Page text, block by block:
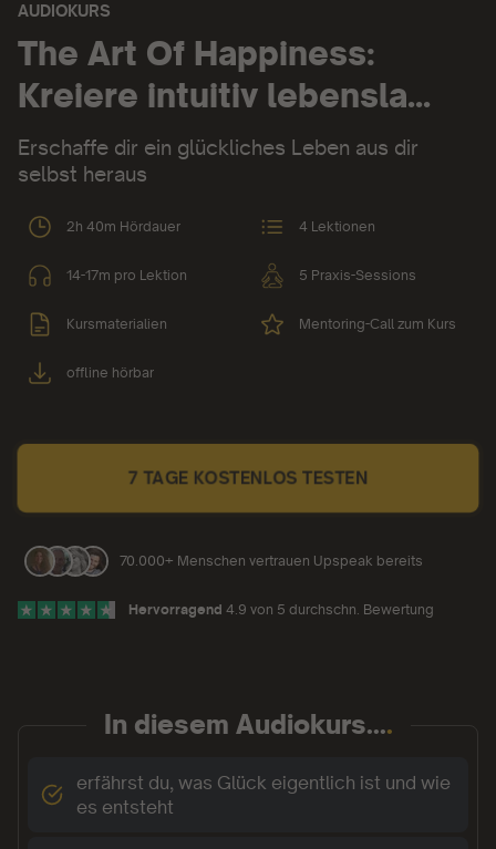
AUDIOKURS
Audiokurs:
The Art Of Happiness:
Kreiere intuitiv lebensla...
Erschaffe dir ein glückliches Leben aus dir
selbst heraus
2h 40m Hördauer 4 Lektionen
14-17m pro Lektion 5 Praxis-Sessions
Kursmaterialien Mentoring-Call zum Kurs
offline hörbar
7 TAGE KOSTENLOS TESTEN
70.000+ Menschen vertrauen Upspeak bereits
Hervorragend 4.9 von 5 durchschn. Bewertung
In diesem Audiokurs....
erfährst du, was Glück eigentlich ist und wie
es entsteht